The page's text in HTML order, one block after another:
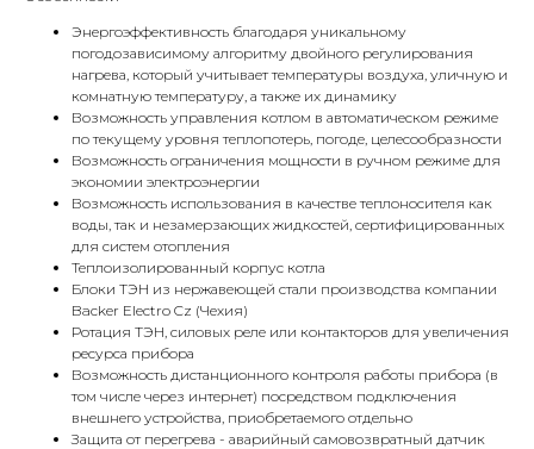
Энергоэффективность благодаря уникальному
погодозависимому алгоритму двойного регулирования
нагрева, который учитывает температуры воздуха, уличную и
комнатную температуру, а также их динамику
Возможность управления котлом в автоматическом режиме
по текущему уровня теплопотерь, погоде, целесообразности
Возможность ограничения мощности в ручном режиме для
экономии электроэнергии
Возможность использования в качестве теплоносителя как
воды, так и незамерзающих жидкостей, сертифицированных
для систем отопления
Теплоизолированный корпус котла
Блоки ТЭН из нержавеющей стали производства компании
Backer Electro Cz (Чехия)
Ротация ТЭН, силовых реле или контакторов для увеличения
ресурса прибора
Возможность дистанционного контроля работы прибора (в
том числе через интернет) посредством подключения
внешнего устройства, приобретаемого отдельно
Защита от перегрева - аварийный самовозвратный датчик